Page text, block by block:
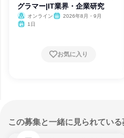
グラマー|IT業界・企業研究
オンライン
2026年8月・9月
1日
お気に入り
この募集と一緒に見られている